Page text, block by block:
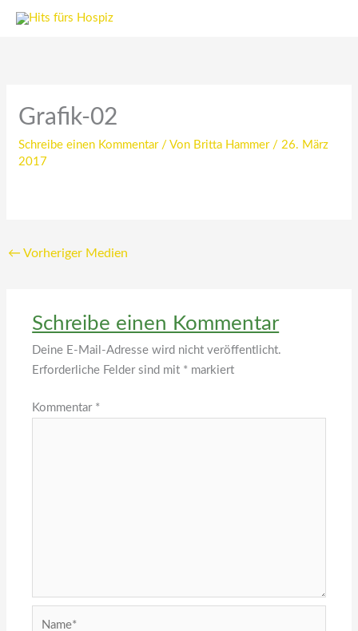
Zum
Grafik-02
Schreibe einen Kommentar / Von Britta Hammer / 26. März
2017
← Vorheriger Medien
Schreibe einen Kommentar
Deine E-Mail-Adresse wird nicht veröffentlicht.
Erforderliche Felder sind mit * markiert
Kommentar *